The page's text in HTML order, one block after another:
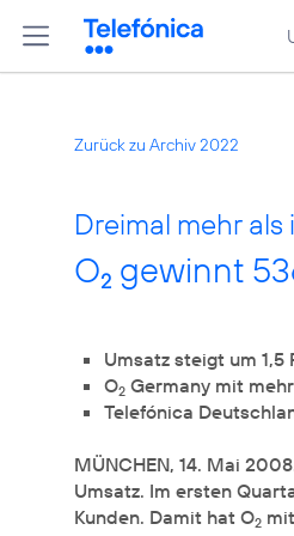
Zurück zu Archiv 2022
Dreimal mehr als
O2 gewinnt
Umsatz steigt um
O2 Germany mit
Telefónica
MÜNCHEN, 14. Mai
Umsatz. Im ersten
Kunden. Damit hat O2